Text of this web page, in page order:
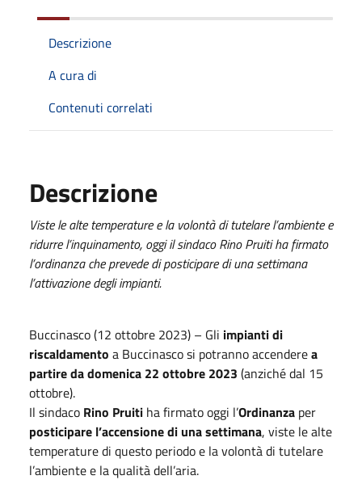
Descrizione
A cura di
Contenuti correlati
Descrizione
Viste le alte temperature e la volontà di tutelare l’ambiente e
ridurre l’inquinamento, oggi il sindaco Rino Pruiti ha firmato
l’ordinanza che prevede di posticipare di una settimana
l’attivazione degli impianti.
Buccinasco (12 ottobre 2023) – Gli impianti di
riscaldamento a Buccinasco si potranno accenderea
partire da domenica 22 ottobre 2023 (anziché dal 15
ottobre).
Il sindaco Rino Pruiti ha firmato oggi l’Ordinanza per
posticipare l’accensione di una settimana, viste le alte
temperature di questo periodo e la volontà di tutelare
l’ambiente e la qualità dell’aria.